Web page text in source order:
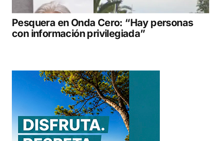
Pesquera en Onda Cero: “Hay personas
con información privilegiada”